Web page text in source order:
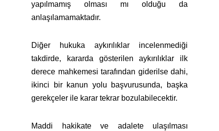
yapılmamış olması mı olduğu da
anlaşılamamaktadır.
Diğer hukuka aykırılıklar incelenmediği
takdirde, kararda gösterilen aykırılıklar ilk
derece mahkemesi tarafından giderilse dahi,
ikinci bir kanun yolu başvurusunda, başka
gerekçeler ile karar tekrar bozulabilecektir.
Maddi hakikate ve adalete ulaşılması